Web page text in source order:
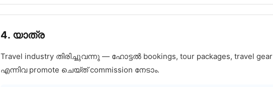
4. യാത്ര
Travel industry തിരിച്ചുവന്നു — ഹോട്ടൽ bookings, tour packages, travel gear
എന്നിവ promote ചെയ്ത് commission നേടാം.